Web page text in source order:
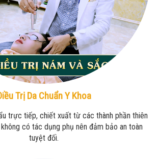
Trị Da Chuẩn Y Khoa
trực tiếp, chiết xuất từ các thành phần thiên
có tác dụng phụ nên đảm bảo an toàn
tuyệt đối.